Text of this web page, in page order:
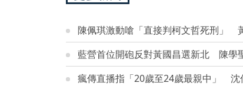
陳佩琪激動嗆「直接判柯文哲死刑」
藍營首位開砲反對黃國昌選新北 陳學
瘋傳直播指「20歲至24歲最親中」 沈